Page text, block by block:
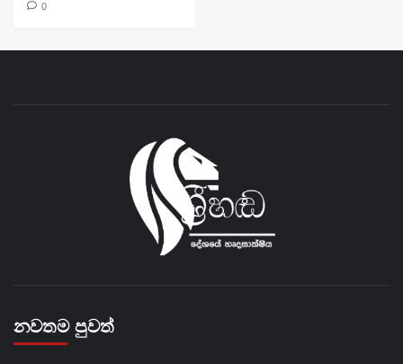
0
නවතම පුවත්